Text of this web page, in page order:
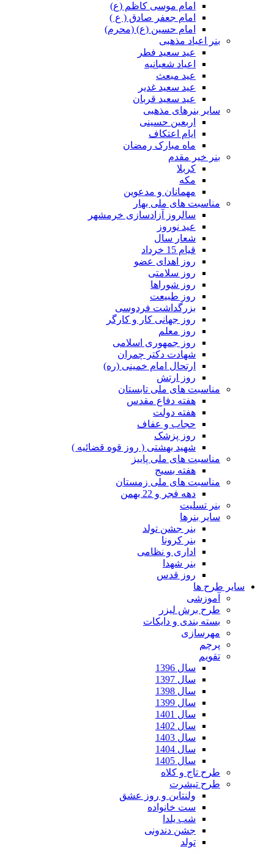
امام موسی کاظم (ع)
امام جعفر صادق ( ع )
امام حسین (ع) (محرم)
بنر اعیاد مذهبی
عید سعید فطر
اعیاد شعبانیه
عید مبعث
عید سعید غدیر
عید سعید قربان
سایر بنرهای مذهبی
اربعین حسینی
ایام اعتکاف
ماه مبارک رمضان
بنر خیر مقدم
کربلا
مکه
مهمانان و مدعوین
مناسبت های ملی بهار
سالروز آزادسازی خرمشهر
عید نوروز
شعار سال
قیام 15 خرداد
روز اهدای عضو
روز سلامتی
روز شوراها
روز طبیعت
بزرگداشت فردوسی
روز جهانی کار و کارگر
روز معلم
روز جمهوری اسلامی
شهادت دکتر چمران
ارتحال امام خمینی (ره)
روز ارتش
مناسبت های ملی تابستان
هفته دفاع مقدس
هفته دولت
حجاب و عفاف
روز پزشک
شهید بهشتی ( روز قوه قضائیه )
مناسبت های ملی پاییز
هفته بسیج
مناسبت های ملی زمستان
دهه فجر و 22 بهمن
بنر تسلیت
سایر بنرها
بنر جشن تولد
بنر کرونا
اداری و نظامی
بنر شهدا
روز قدس
سایر طرح ها
آموزشی
طرح برش لیزر
بسته بندی و دایکات
مهرسازی
پرچم
تقویم
سال 1396
سال 1397
سال 1398
سال 1399
سال 1401
سال 1402
سال 1403
سال 1404
سال 1405
طرح تاج و کلاه
طرح تیشرت
ولنتاین و روز عشق
ست خانواده
شب یلدا
جشن دندونی
تولد